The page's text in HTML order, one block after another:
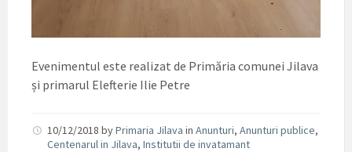
Evenimentul este realizat de Primăria comunei Jilava
și primarul Elefterie Ilie Petre
10/12/2018 byPrimaria Jilava in Anunturi, Anunturi publice,
Centenarul in Jilava, Institutii de invatamant